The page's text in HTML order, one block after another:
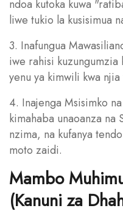
ndoa kutoka kuwa
liwe tukio la kusisimua
3. Inafungua
iwe rahisi kuzungumzia
yenu ya kimwili kwa
4. Inajenga Msisimko
kimahaba unaoanza na
nzima, na kufanya
moto zaidi.
Mambo
(Kanuni za